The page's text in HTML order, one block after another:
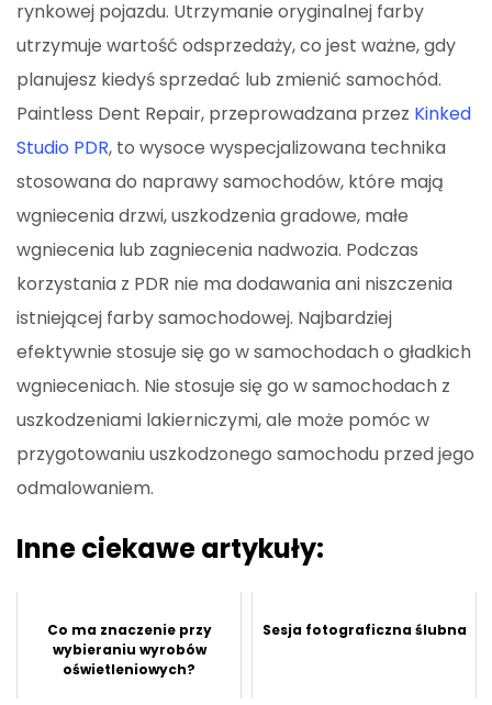
rynkowej pojazdu. Utrzymanie oryginalnej farby
utrzymuje wartość odsprzedaży, co jest ważne, gdy
planujesz kiedyś sprzedać lub zmienić samochód.
Paintless Dent Repair, przeprowadzana przez Kinked
Studio PDR, to wysoce wyspecjalizowana technika
stosowana do naprawy samochodów, które mają
wgniecenia drzwi, uszkodzenia gradowe, małe
wgniecenia lub zagniecenia nadwozia. Podczas
korzystania z PDR nie ma dodawania ani niszczenia
istniejącej farby samochodowej. Najbardziej
efektywnie stosuje się go w samochodach o gładkich
wgnieceniach. Nie stosuje się go w samochodach z
uszkodzeniami lakierniczymi, ale może pomóc w
przygotowaniu uszkodzonego samochodu przed jego
odmalowaniem.
Inne ciekawe artykuły:
Co ma znaczenie przy
wybieraniu wyrobów
oświetleniowych?
Sesja fotograficzna ślubna